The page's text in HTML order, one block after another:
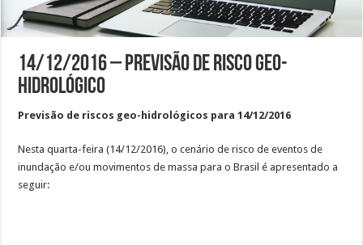
14/12/2016 – Previsão de risco geo-
hidrológico
Previsão de riscos geo-hidrológicos para 14/12/2016
Nesta quarta-feira (14/12/2016), o cenário de risco de eventos de
inundação e/ou movimentos de massa para o Brasil é apresentado a
seguir: